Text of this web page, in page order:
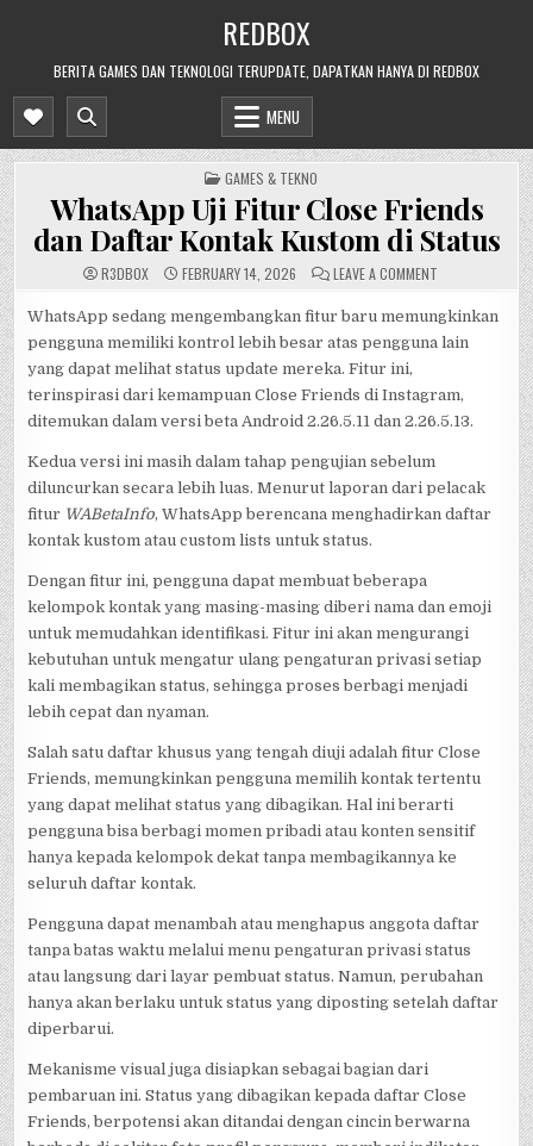
REDBOX
BERITA GAMES DAN TEKNOLOGI TERUPDATE, DAPATKAN HANYA DI REDBOX
MENU
POSTED
IN
GAMES & TEKNO
WhatsApp Uji Fitur Close Friends
dan Daftar Kontak Kustom di Status
R3DB0X FEBRUARY 14, 2026 LEAVE A COMMENT
FITUR
CLOSE
FRIENDS
KUSTOM
DI
STATUS
WhatsApp sedang mengembangkan fitur baru memungkinkan
pengguna memiliki kontrol lebih besar atas pengguna lain
yang dapat melihat status update mereka. Fitur ini,
terinspirasi dari kemampuan Close Friends di Instagram,
ditemukan dalam versi beta Android 2.26.5.11 dan 2.26.5.13.
Kedua versi ini masih dalam tahap pengujian sebelum
diluncurkan secara lebih luas. Menurut laporan dari pelacak
fitur WABetaInfo, WhatsApp berencana menghadirkan daftar
kontak kustom atau custom lists untuk status.
Dengan fitur ini, pengguna dapat membuat beberapa
kelompok kontak yang masing-masing diberi nama dan emoji
untuk memudahkan identifikasi. Fitur ini akan mengurangi
kebutuhan untuk mengatur ulang pengaturan privasi setiap
kali membagikan status, sehingga proses berbagi menjadi
lebih cepat dan nyaman.
Salah satu daftar khusus yang tengah diuji adalah fitur Close
Friends, memungkinkan pengguna memilih kontak tertentu
yang dapat melihat status yang dibagikan. Hal ini berarti
pengguna bisa berbagi momen pribadi atau konten sensitif
hanya kepada kelompok dekat tanpa membagikannya ke
seluruh daftar kontak.
Pengguna dapat menambah atau menghapus anggota daftar
tanpa batas waktu melalui menu pengaturan privasi status
atau langsung dari layar pembuat status. Namun, perubahan
hanya akan berlaku untuk status yang diposting setelah daftar
diperbarui.
Mekanisme visual juga disiapkan sebagai bagian dari
pembaruan ini. Status yang dibagikan kepada daftar Close
Friends, berpotensi akan ditandai dengan cincin berwarna